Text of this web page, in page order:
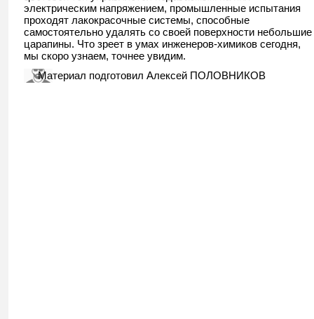
электрическим напряжением, промышленные испытания
проходят лакокрасочные системы, способные
самостоятельно удалять со своей поверхности небольшие
царапины. Что зреет в умах инженеров-химиков сегодня,
мы скоро узнаем, точнее увидим.
Материал подготовил Алексей ПОЛОВНИКОВ